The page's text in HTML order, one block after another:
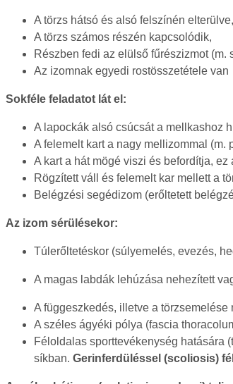
A törzs hátsó és alsó felszínén
A törzs számos részén kapcsolódik,
Részben fedi az elülső fűrészizmot (m.
Az izomnak egyedi rostösszetétele van
Sokféle feladatot lát el:
A lapockák alsó csúcsát a mellkashoz
A felemelt kart a nagy mellizommal
A kart a hát mögé viszi és befordítja, ez
Rögzített váll és felemelt kar mellett a
Belégzési segédizom (erőltetett
Az izom sérülésekor:
Túlerőltetéskor (súlyemelés, evezés,
A magas labdák lehúzása nehezített
A függeszkedés, illetve a
A széles ágyéki pólya (fascia
Féloldalas sporttevékenység hatására
síkban. Gerinferdüléssel (scoliosis)